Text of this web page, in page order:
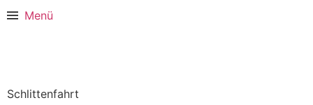
Menü
Schlittenfahrt